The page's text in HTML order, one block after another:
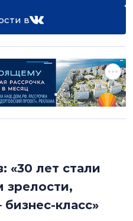
в
«30 лет стали
зрелости,
класс»